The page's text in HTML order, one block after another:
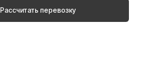
Рассчитать перевозку